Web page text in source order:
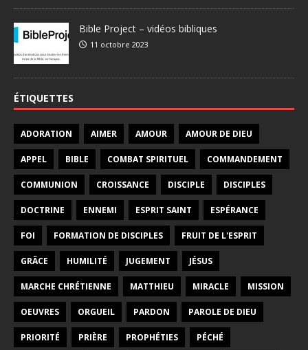
Bible Project – vidéos bibliques
11 octobre 2023
ÉTIQUETTES
ADORATION AIMER AMOUR AMOUR DE DIEU
APPEL BIBLE COMBAT SPIRITUEL COMMANDEMENT
COMMUNION CROISSANCE DISCIPLE DISCIPLES
DOCTRINE ENNEMI ESPRIT SAINT ESPÉRANCE
FOI FORMATION DE DISCIPLES FRUIT DE L'ESPRIT
GRÂCE HUMILITÉ JUGEMENT JÉSUS
MARCHE CHRÉTIENNE MATTHIEU MIRACLE MISSION
OEUVRES ORGUEIL PARDON PAROLE DE DIEU
PRIORITÉ PRIÈRE PROPHÉTIES PÉCHÉ